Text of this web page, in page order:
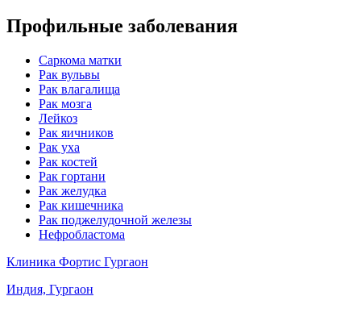
Профильные заболевания
Саркома матки
Рак вульвы
Рак влагалища
Рак мозга
Лейкоз
Рак яичников
Рак уха
Рак костей
Рак гортани
Рак желудка
Рак кишечника
Рак поджелудочной железы
Нефробластома
Клиника Фортис Гургаон
Индия, Гургаон